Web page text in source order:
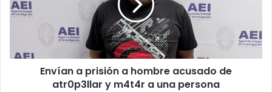
hombre
acusado
atr0p3llar
y
Envían a prisión a hombre acusado de
atr0p3llar y m4t4r a una persona